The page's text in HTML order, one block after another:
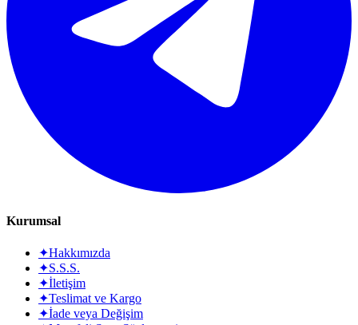
Kurumsal
✦Hakkımızda
✦S.S.S.
✦İletişim
✦Teslimat ve Kargo
✦İade veya Değişim